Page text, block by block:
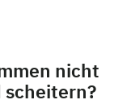
nicht
scheitern?